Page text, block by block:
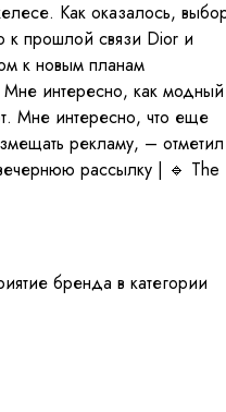
Как оказалось,
к прошлой связи Dior и
к новым планам
интересно, как модный
Мне интересно, что еще
рекламу, – отметил
рассылку | 🔹 The
бренда в категории